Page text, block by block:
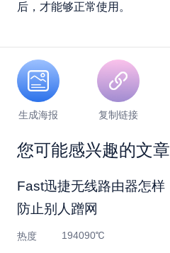
后，才能够正常使用。
生成海报 复制链接
您可能感兴趣的文章
Fast迅捷无线路由器怎样
防止别人蹭网
热度 194090℃